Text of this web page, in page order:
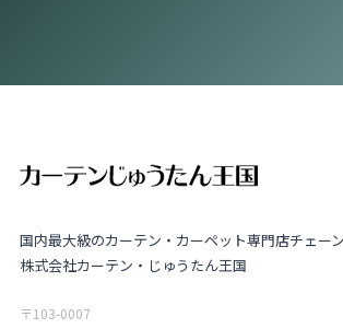
国内最大級のカーテン・カーペット専門店チェーン
株式会社カーテン・じゅうたん王国
〒103-0007